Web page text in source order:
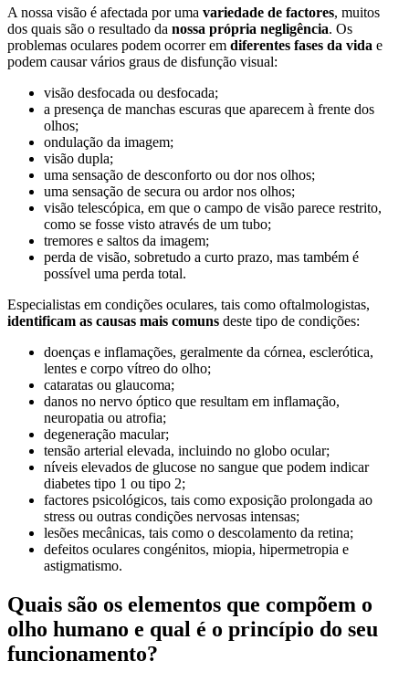
A nossa visão é afectada por uma variedade de factores, muitos
dos quais são o resultado da nossa própria negligência. Os
problemas oculares podem ocorrer em diferentes fases da vida e
podem causar vários graus de disfunção visual:
visão desfocada ou desfocada;
a presença de manchas escuras que aparecem à frente dos
olhos;
ondulação da imagem;
visão dupla;
uma sensação de desconforto ou dor nos olhos;
uma sensação de secura ou ardor nos olhos;
visão telescópica, em que o campo de visão parece restrito,
como se fosse visto através de um tubo;
tremores e saltos da imagem;
perda de visão, sobretudo a curto prazo, mas também é
possível uma perda total.
Especialistas em condições oculares, tais como oftalmologistas,
identificam as causas mais comuns deste tipo de condições:
doenças e inflamações, geralmente da córnea, esclerótica,
lentes e corpo vítreo do olho;
cataratas ou glaucoma;
danos no nervo óptico que resultam em inflamação,
neuropatia ou atrofia;
degeneração macular;
tensão arterial elevada, incluindo no globo ocular;
níveis elevados de glucose no sangue que podem indicar
diabetes tipo 1 ou tipo 2;
factores psicológicos, tais como exposição prolongada ao
stress ou outras condições nervosas intensas;
lesões mecânicas, tais como o descolamento da retina;
defeitos oculares congénitos, miopia, hipermetropia e
astigmatismo.
Quais são os elementos que compõem o
olho humano e qual é o princípio do seu
funcionamento?